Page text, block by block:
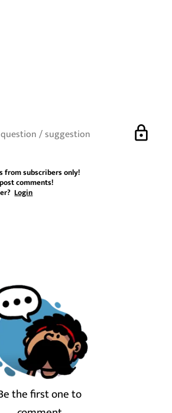
lock
from subscribers only!
comments!
Login
the first one to